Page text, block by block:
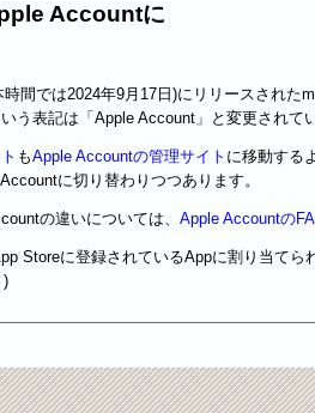
Accountに
時間では2024年9月17日)にリリースされた
う表記は「Apple Account」と変更されて
もApple Accountの管理サイト に移動する
に切り替わりつつあります。
の違いについては、Apple Accountの
Storeに登録されているAppに割り当てら
)